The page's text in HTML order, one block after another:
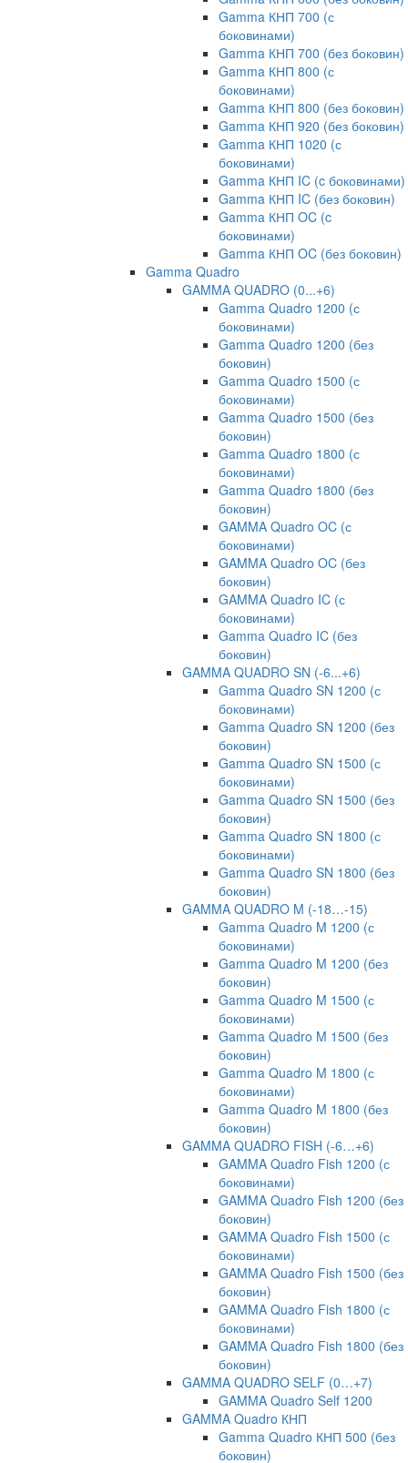
Gamma КНП 700 (с
боковинами)
Gamma КНП 700 (без боковин)
Gamma КНП 800 (с
боковинами)
Gamma КНП 800 (без боковин)
Gamma КНП 920 (без боковин)
Gamma КНП 1020 (с
боковинами)
Gamma КНП IC (c боковинами)
Gamma КНП IC (без боковин)
Gamma КНП OC (c
боковинами)
Gamma КНП OC (без боковин)
Gamma Quadro
GAMMA QUADRO (0...+6)
Gamma Quadro 1200 (с
боковинами)
Gamma Quadro 1200 (без
боковин)
Gamma Quadro 1500 (с
боковинами)
Gamma Quadro 1500 (без
боковин)
Gamma Quadro 1800 (с
боковинами)
Gamma Quadro 1800 (без
боковин)
GAMMA Quadro OC (с
боковинами)
GAMMA Quadro OC (без
боковин)
GAMMA Quadro IC (с
боковинами)
Gamma Quadro IC (без
боковин)
GAMMA QUADRO SN (-6...+6)
Gamma Quadro SN 1200 (с
боковинами)
Gamma Quadro SN 1200 (без
боковин)
Gamma Quadro SN 1500 (с
боковинами)
Gamma Quadro SN 1500 (без
боковин)
Gamma Quadro SN 1800 (с
боковинами)
Gamma Quadro SN 1800 (без
боковин)
GAMMA QUADRO M (-18…-15)
Gamma Quadro M 1200 (с
боковинами)
Gamma Quadro M 1200 (без
боковин)
Gamma Quadro M 1500 (с
боковинами)
Gamma Quadro M 1500 (без
боковин)
Gamma Quadro M 1800 (с
боковинами)
Gamma Quadro M 1800 (без
боковин)
GAMMA QUADRO FISH (-6…+6)
GAMMA Quadro Fish 1200 (с
боковинами)
GAMMA Quadro Fish 1200 (без
боковин)
GAMMA Quadro Fish 1500 (с
боковинами)
GAMMA Quadro Fish 1500 (без
боковин)
GAMMA Quadro Fish 1800 (с
боковинами)
GAMMA Quadro Fish 1800 (без
боковин)
GAMMA QUADRO SELF (0…+7)
GAMMA Quadro Self 1200
GAMMA Quadro КНП
Gamma Quadro КНП 500 (без
боковин)